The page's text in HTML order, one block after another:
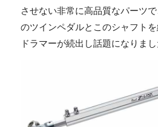
させない非常に高品質なパーツ
のツインペダルとこのシャフト
ドラマーが続出し話題になりまし